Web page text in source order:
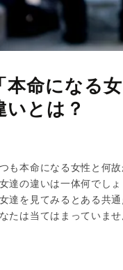
「本命になる
いとは？
も本命になる女性と何
達の違いは一体何でしょ
達を見てみるとある共通
たは当てはまっていませ